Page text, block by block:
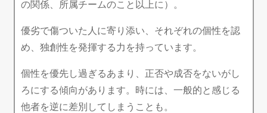
の関係、所属チームのこと以上に）。
優劣で傷ついた人に寄り添い、それぞれの個性を認
め、独創性を発揮する力を持っています。
個性を優先し過ぎるあまり、正否や成否をないがし
ろにする傾向があります。時には、一般的と感じる
他者を逆に差別してしまうことも。